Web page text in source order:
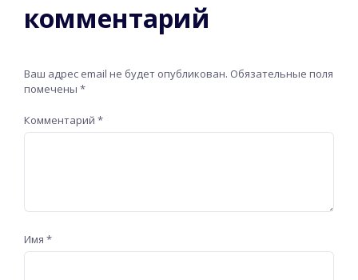
комментарий
Ваш адрес email не будет опубликован. Обязательные поля
помечены *
Комментарий *
Имя *